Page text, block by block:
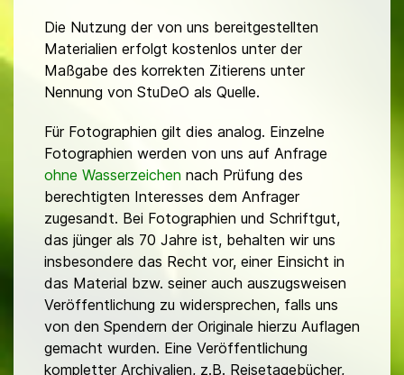
Die Nutzung der von uns bereitgestellten
Materialien erfolgt kostenlos unter der
Maßgabe des korrekten Zitierens unter
Nennung von StuDeO als Quelle.
Für Fotographien gilt dies analog. Einzelne
Fotographien werden von uns auf Anfrage
ohne Wasserzeichen nach Prüfung des
berechtigten Interesses dem Anfrager
zugesandt. Bei Fotographien und Schriftgut,
das jünger als 70 Jahre ist, behalten wir uns
insbesondere das Recht vor, einer Einsicht in
das Material bzw. seiner auch auszugsweisen
Veröffentlichung zu widersprechen, falls uns
von den Spendern der Originale hierzu Auflagen
gemacht wurden. Eine Veröffentlichung
kompletter Archivalien, z.B. Reisetagebücher,